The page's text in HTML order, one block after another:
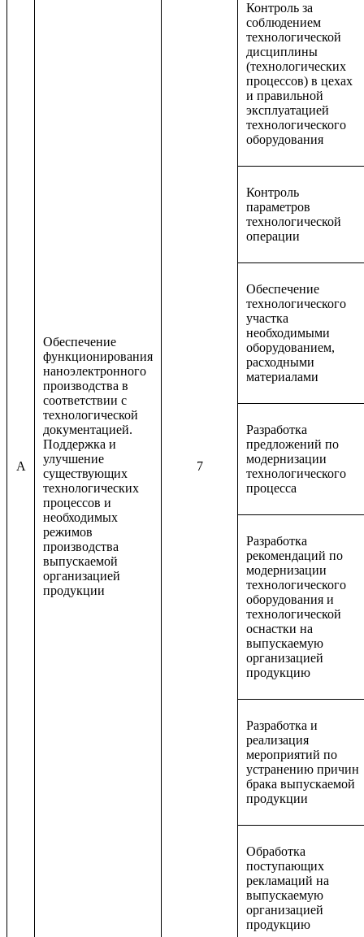
A
Обеспечение
функционирования
наноэлектронного
производства в
соответствии с
технологической
документацией.
Поддержка и
улучшение
существующих
технологических
процессов и
необходимых
режимов
производства
выпускаемой
организацией
продукции
7
Контроль за
соблюдением
технологической
дисциплины
(технологических
процессов) в цехах
и правильной
эксплуатацией
технологического
оборудования
Контроль
параметров
технологической
операции
Обеспечение
технологического
участка
необходимыми
оборудованием,
расходными
материалами
Разработка
предложений по
модернизации
технологического
процесса
Разработка
рекомендаций по
модернизации
технологического
оборудования и
технологической
оснастки на
выпускаемую
организацией
продукцию
Разработка и
реализация
мероприятий по
устранению причин
брака выпускаемой
продукции
Обработка
поступающих
рекламаций на
выпускаемую
организацией
продукцию